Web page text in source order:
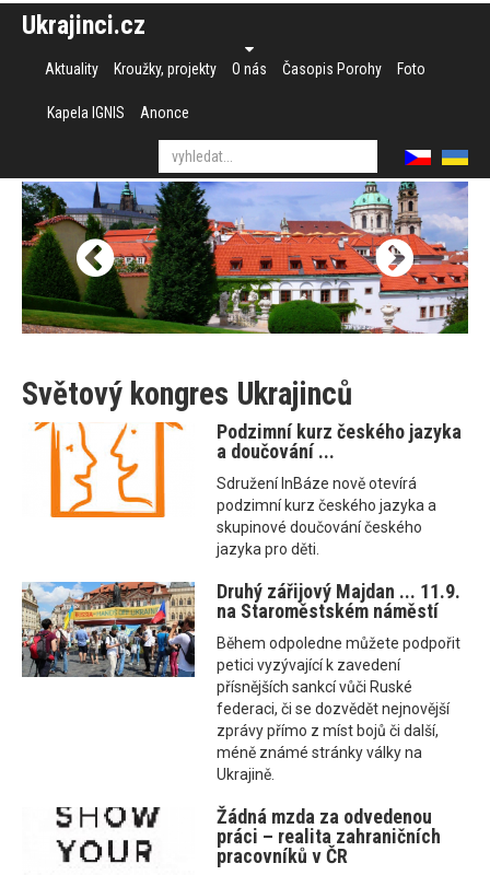
Ukrajinci.cz
Aktuality Kroužky, projekty O nás Časopis Porohy Foto
Kapela IGNIS Anonce
Světový kongres Ukrajinců
Podzimní kurz českého jazyka
a doučování ...
Sdružení InBáze nově otevírá
podzimní kurz českého jazyka a
skupinové doučování českého
jazyka pro děti.
Druhý zářijový Majdan ... 11.9.
na Staroměstském náměstí
Během odpoledne můžete podpořit
petici vyzývající k zavedení
přísnějších sankcí vůči Ruské
federaci, či se dozvědět nejnovější
zprávy přímo z míst bojů či další,
méně známé stránky války na
Ukrajině.
Žádná mzda za odvedenou
práci – realita zahraničních
pracovníků v ČR